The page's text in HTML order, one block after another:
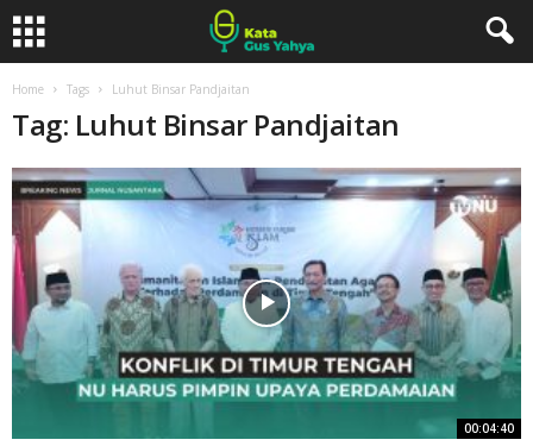
Home Tags Luhut Binsar Pandjaitan
Tag: Luhut Binsar Pandjaitan
00:04:40